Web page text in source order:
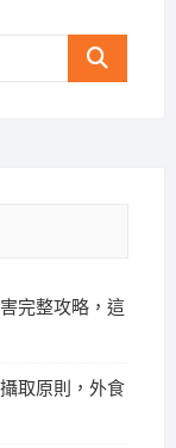
Search
完整攻略，這
取原則，外食